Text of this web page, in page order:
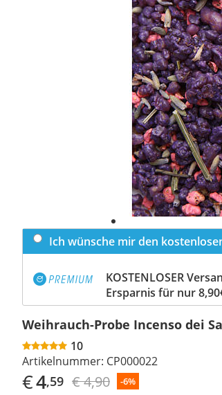
Ich wünsche mir den
KOSTENLOSER
Ersparnis für nur
Weihrauch-Probe Incenso dei
10
Artikelnummer: CP000022
€4,59 € 4,90 -6%